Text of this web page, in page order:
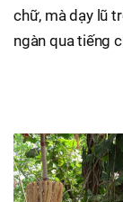
chữ, mà dạy lũ
ngàn qua tiếng